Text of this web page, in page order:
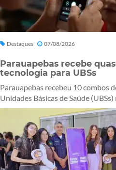
Destaques 07/08/2026
Parauapebas recebe
tecnologia para UBSs
Parauapebas recebeu 10 combos
Unidades Básicas de Saúde (UBSs)